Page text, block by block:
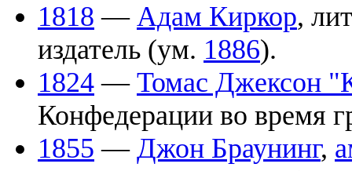
1818 — Адам Киркор,
издатель (ум. 1886).
1824 — Томас Джексон
Конфедерации во время
1855 — Джон Браунинг,